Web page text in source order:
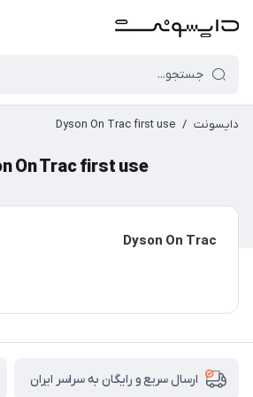
دایسونت /
Dyson On Trac first use
On Trac first use
Dyson On Trac
ارسال سریع و رایگان به سراسر ایران